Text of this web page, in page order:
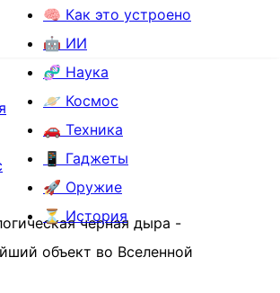
🧠 Как это устроено
🤖 ИИ
🧬 Наука
🪐 Космос
🚗 Техника
📱 Гаджеты
🚀 Оружие
⏳ История
черная дыра -
объект во Вселенной